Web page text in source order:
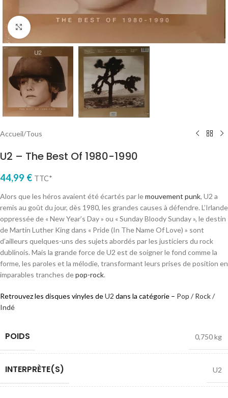
Cliquez pour agrandir
Accueil/Tous
U2 – The Best Of 1980-1990
44,99 € TTC*
Alors que les héros avaient été écartés par lemouvement punk, U2 a
remis au goût du jour, dès 1980, les grandes causes à défendre. L’Irlande
oppressée de « New Year’s Day » ou « Sunday Bloody Sunday », le destin
de Martin Luther King dans « Pride (In The Name Of Love) » sont
d’ailleurs quelques-uns des sujets abordés par les justiciers du rock
dublinois. Mais la grande force de U2 est de soigner le fond comme la
forme, les paroles et la mélodie, transformant leurs prises de position en
imparables tranches depop-rock.
Retrouvez les disques vinyles deU2 dans la catégorie – Pop / Rock /
Indé
POIDS 0,750 kg
INTERPRÈTE(S) U2